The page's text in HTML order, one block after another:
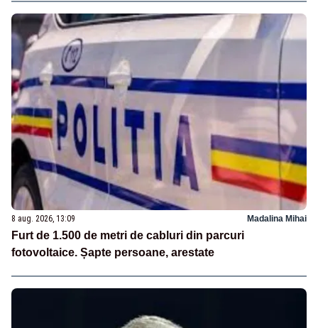
8 aug. 2026, 13:09 Madalina Mihai
Furt de 1.500 de metri de cabluri din parcuri
fotovoltaice. Șapte persoane, arestate